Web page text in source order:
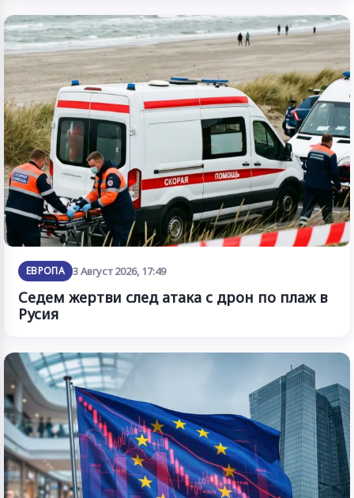
ЕВРОПА 3 Август 2026, 17:49
Седем жертви след атака с дрон по плаж в
Русия